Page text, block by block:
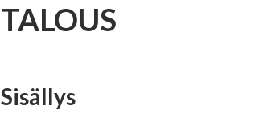
TALOUS
Sisällys